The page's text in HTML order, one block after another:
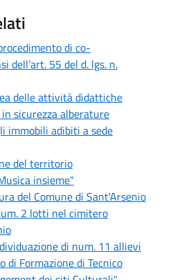
di co-
dell’art. 55 del d. lgs. n.
delle attività didattiche
sicurezza alberature
immobili adibiti a sede
del territorio
insieme"
del Comune di Sant'Arsenio
2 lotti nel cimitero
di num. 11 allievi
di Formazione di Tecnico